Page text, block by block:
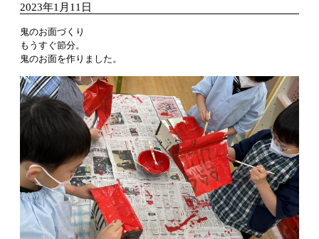
2023年1月11日
鬼のお面づくり
もうすぐ節分。
鬼のお面を作りました。